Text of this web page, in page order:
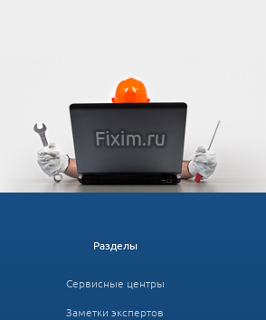
Разделы
Сервисные центры
Заметки экспертов